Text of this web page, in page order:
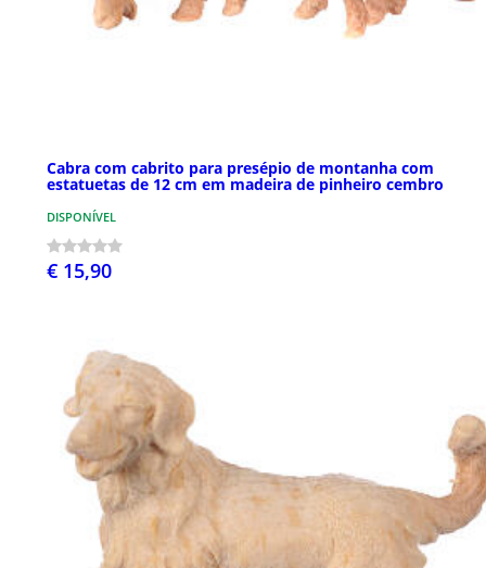
Cabra com cabrito para presépio de montanha com
estatuetas de 12 cm em madeira de pinheiro cembro
DISPONÍVEL
€ 15,90